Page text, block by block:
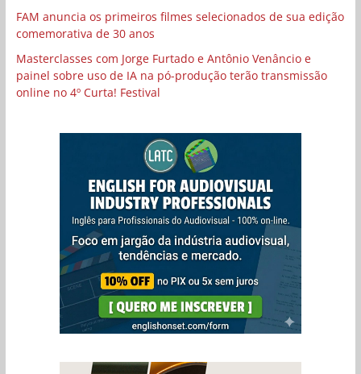
FAM anuncia os primeiros filmes selecionados de sua edição
comemorativa de 30 anos
Masterclasses com Jorge Furtado e Antônio Venâncio e
painel sobre uso de IA na pó-produção terão transmissão
online no 4º Curta! Festival